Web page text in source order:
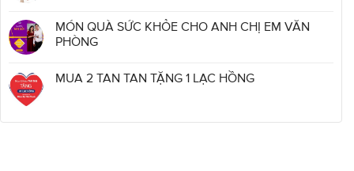
MÓN QUÀ SỨC KHỎE CHO ANH CHỊ EM VĂN
PHÒNG
MUA 2 TAN TAN TẶNG 1 LẠC HỒNG